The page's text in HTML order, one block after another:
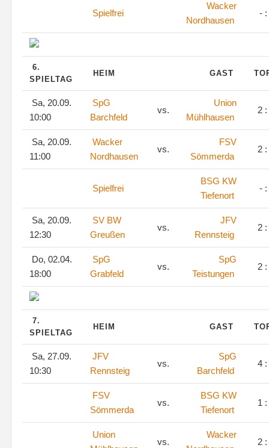
Spielfrei
Wacker
Nordhausen
- :
6.
SPIELTAG
HEIM GAST
Sa, 20.09.
10:00
SpG
Barchfeld
vs.
Union
Mühlhausen
2
Sa, 20.09.
11:00
Wacker
Nordhausen
vs.
FSV
Sömmerda
2
Spielfrei
BSG KW
Tiefenort
- :
Sa, 20.09.
12:30
SV BW
Greußen
vs.
JFV
Rennsteig
2
Do, 02.04.
18:00
SpG
Grabfeld
vs.
SpG
Teistungen
2
7.
SPIELTAG
HEIM GAST
Sa, 27.09.
10:30
JFV
Rennsteig
vs.
SpG
Barchfeld
4
FSV
Sömmerda
vs.
BSG KW
Tiefenort
1
Union
vs.
Wacker
2